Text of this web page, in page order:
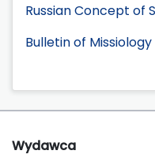
Russian Concept of
Bulletin of
Wydawca